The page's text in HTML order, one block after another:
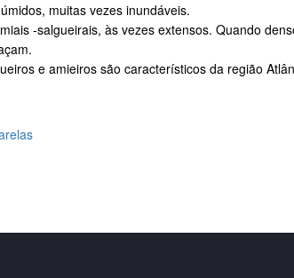
muitas vezes inundáveis.
-salgueirais, às vezes extensos. Quando
e amieiros são característicos da região